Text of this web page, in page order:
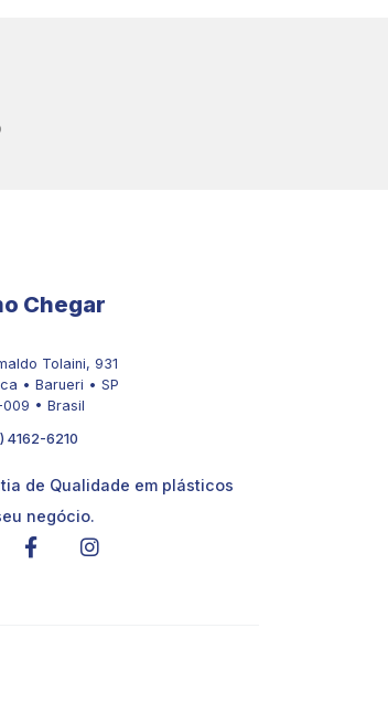
Chegar
Tolaini, 931
• Barueri • SP
• Brasil
4162-6210
de Qualidade em plásticos
negócio.